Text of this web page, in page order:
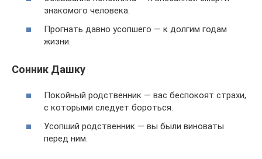
знакомого человека.
Прогнать давно усопшего — к долгим годам
жизни.
Сонник Дашку
Покойный родственник — вас беспокоят страхи,
с которыми следует бороться.
Усопший родственник — вы были виноваты
перед ним.